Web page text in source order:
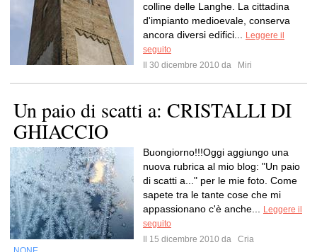
colline delle Langhe. La cittadina
d'impianto medioevale, conserva
ancora diversi edifici...
Leggere il
seguito
Il 30 dicembre 2010 da
Miri
Un paio di scatti a: CRISTALLI DI
GHIACCIO
Buongiorno!!!Oggi aggiungo una
nuova rubrica al mio blog: "Un paio
di scatti a..." per le mie foto. Come
sapete tra le tante cose che mi
appassionano c'è anche...
Leggere il
seguito
Il 15 dicembre 2010 da
Cria